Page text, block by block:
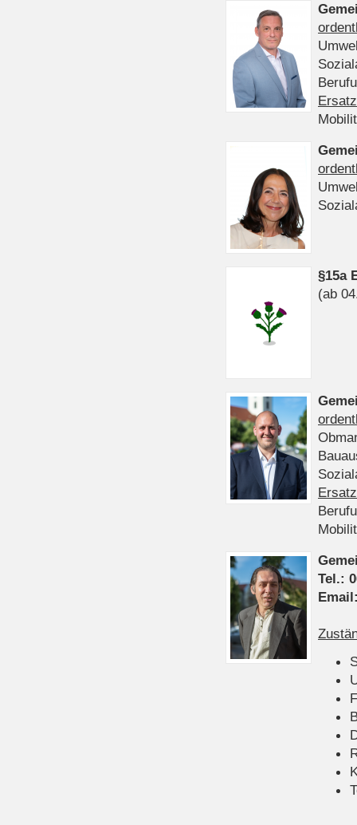
§15a
(ab
Tel.: